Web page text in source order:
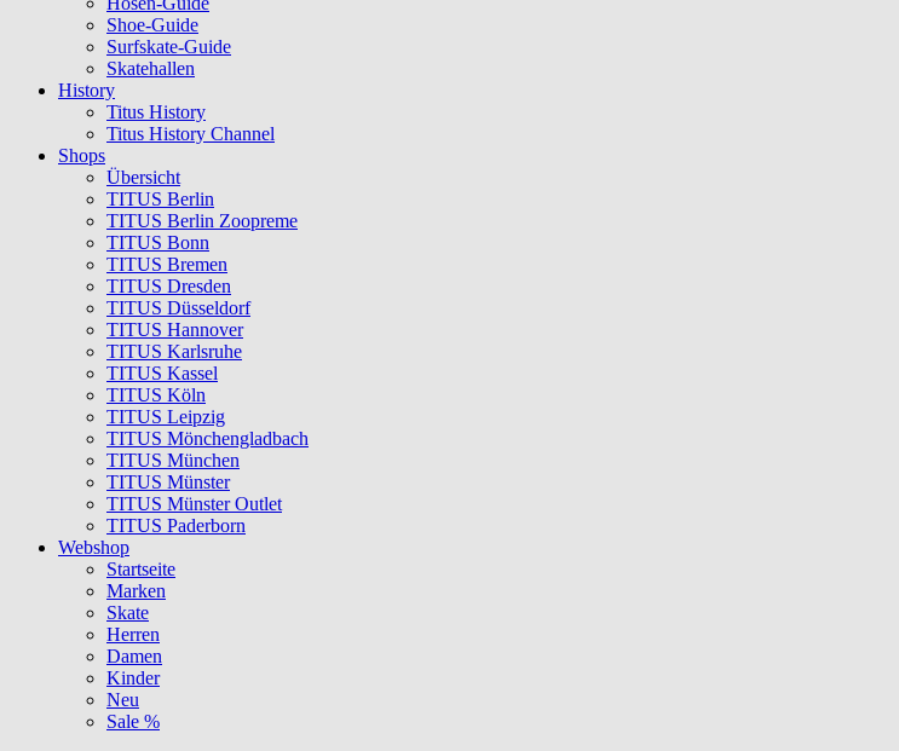
Shoe-Guide
Surfskate-Guide
Skatehallen
History
Titus History
Titus History Channel
Shops
Übersicht
TITUS Berlin
TITUS Berlin Zoopreme
TITUS Bonn
TITUS Bremen
TITUS Dresden
TITUS Düsseldorf
TITUS Hannover
TITUS Karlsruhe
TITUS Kassel
TITUS Köln
TITUS Leipzig
TITUS Mönchengladbach
TITUS München
TITUS Münster
TITUS Münster Outlet
TITUS Paderborn
Webshop
Startseite
Marken
Skate
Herren
Damen
Kinder
Neu
Sale %